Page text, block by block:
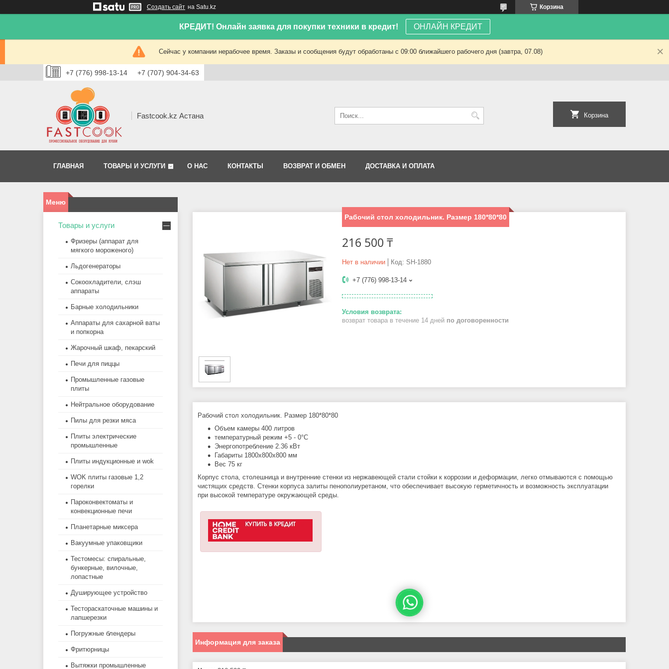
Создать сайт на Satu.kz Корзина
КРЕДИТ! Онлайн заявка для покупки техники в кредит! ОНЛАЙН КРЕДИТ
Сейчас у компании нерабочее время. Заказы и сообщения будут обработаны с 09:00 ближайшего рабочего дня (завтра, 07.08)
+7 (776) 998-13-14 +7 (707) 904-34-63
Fastcook.kz Астана Корзина
ГЛАВНАЯ ТОВАРЫ И УСЛУГИ О НАС КОНТАКТЫ ВОЗВРАТ И ОБМЕН ДОСТАВКА И ОПЛАТА
Рабочий стол холодильник. Размер 180*80*80
216 500 ₸
Нет в наличии Код: SH-1880
+7 (776) 998-13-14
возврат товара в течение 14 дней по договоренности
Рабочий стол холодильник. Размер 180*80*80
Объем камеры 400 литров
температурный режим +5 - 0°C
Энергопотребление 2.36 кВт
Габариты 1800х800х800 мм
Вес 75 кг
Корпус стола, столешница и внутренние стенки из нержавеющей стали стойки к коррозии и деформации, легко отмываются с помощью
чистящих средств. Стенки корпуса залиты пенополиуретаном, что обеспечивает высокую герметичность и возможность эксплуатации
при высокой температуре окружающей среды.
Информация для заказа
Товары и услуги
Фризеры (аппарат для
мягкого мороженого)
Льдогенераторы
Сокоохладители, слэш
аппараты
Барные холодильники
Аппараты для сахарной ваты
и попкорна
Жарочный шкаф, пекарский
Печи для пиццы
Промышленные газовые
плиты
Нейтральное оборудование
Пилы для резки мяса
Плиты электрические
промышленные
Плиты индукционные и wok
WOK плиты газовые 1,2
горелки
Пароконвектоматы и
конвекционные печи
Планетарные миксера
Вакуумные упаковщики
Тестомесы: спиральные,
бункерные, вилочные,
лопастные
Душирующее устройство
Тестораскаточные машины и
лапшерезки
Погружные блендеры
Фритюрницы
Вытяжки промышленные